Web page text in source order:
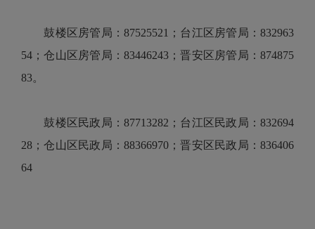
鼓楼区房管局：87525521；台江区房管局：832963
54；仓山区房管局：83446243；晋安区房管局：874875
83。
鼓楼区民政局：87713282；台江区民政局：832694
28；仓山区民政局：88366970；晋安区民政局：836406
64